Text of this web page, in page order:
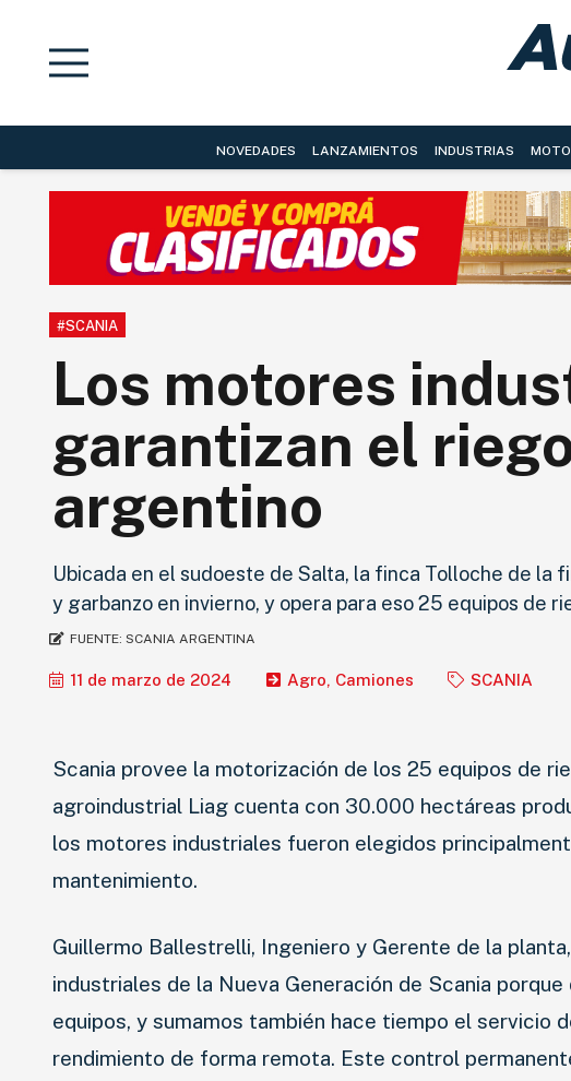
NOVEDADES LANZAMIENTOS INDUSTRIAS
#SCANIA
Los motores
garantizan el
argentino
Ubicada en el sudoeste de Salta, la finca Tolloche de la
y garbanzo en invierno, y opera para eso 25 equipos de
FUENTE: SCANIA ARGENTINA
11 de marzo de 2024 Agro, Camiones SCANIA
Scania provee la motorización de los 25 equipos de
agroindustrial Liag cuenta con 30.000 hectáreas
los motores industriales fueron elegidos
mantenimiento.
Guillermo Ballestrelli, Ingeniero y Gerente de la
industriales de la Nueva Generación de Scania
equipos, y sumamos también hace tiempo el servicio
rendimiento de forma remota. Este control